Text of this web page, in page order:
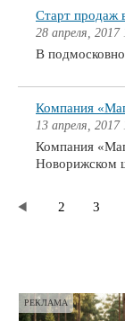
Старт продаж
28 апреля, 2017
В
Компания
13 апреля, 2017
Компания
Новорижском
2 3
РЕКЛАМА